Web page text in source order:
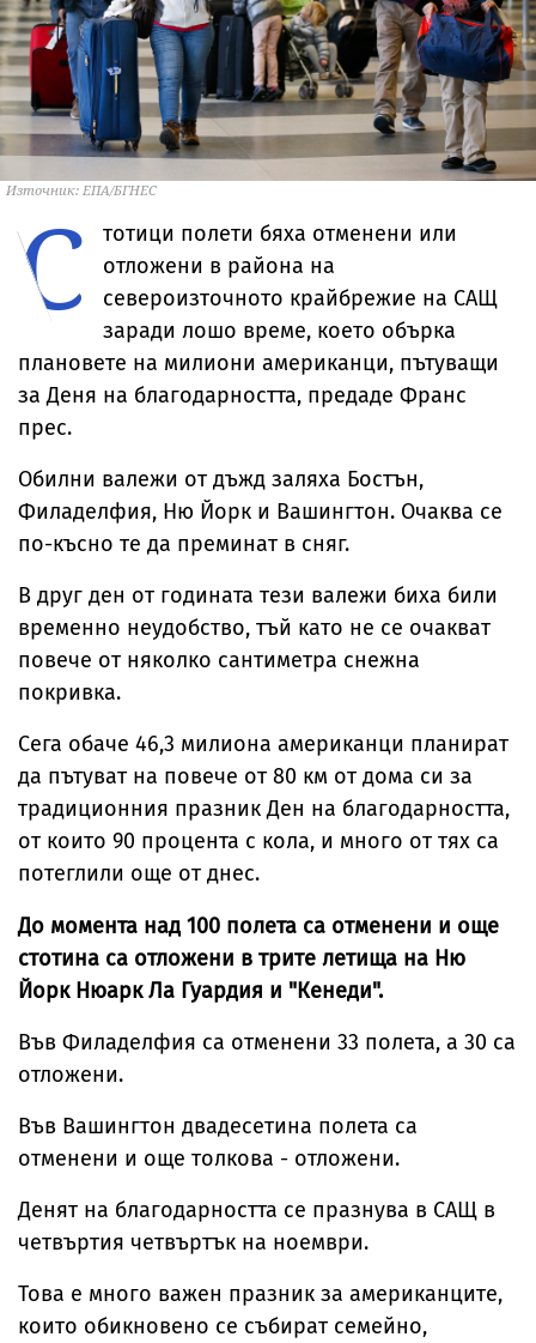
Източник: ЕПА/БГНЕС
С
тотици полети бяха отменени или
отложени в района на
североизточното крайбрежие на САЩ
заради лошо време, което обърка
плановете на милиони американци, пътуващи
за Деня на благодарността, предаде Франс
прес.
Обилни валежи от дъжд заляха Бостън,
Филаделфия, Ню Йорк и Вашингтон. Очаква се
по-късно те да преминат в сняг.
В друг ден от годината тези валежи биха били
временно неудобство, тъй като не се очакват
повече от няколко сантиметра снежна
покривка.
Сега обаче 46,3 милиона американци планират
да пътуват на повече от 80 км от дома си за
традиционния празник Ден на благодарността,
от които 90 процента с кола, и много от тях са
потеглили още от днес.
До момента над 100 полета са отменени и още
стотина са отложени в трите летища на Ню
Йорк Нюарк Ла Гуардия и "Кенеди".
Във Филаделфия са отменени 33 полета, а 30 са
отложени.
Във Вашингтон двадесетина полета са
отменени и още толкова - отложени.
Денят на благодарността се празнува в САЩ в
четвъртия четвъртък на ноември.
Това е много важен празник за американците,
които обикновено се събират семейно,